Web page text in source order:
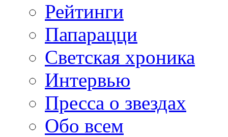
Рейтинги
Папарацци
Светская хроника
Интервью
Пресса о звездах
Обо всем